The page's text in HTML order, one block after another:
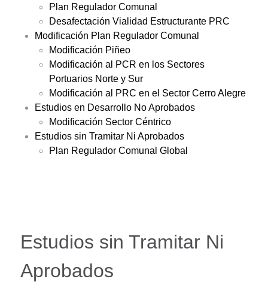
Plan Regulador Comunal
Desafectación Vialidad Estructurante PRC
Modificación Plan Regulador Comunal
Modificación Piñeo
Modificación al PCR en los Sectores
Portuarios Norte y Sur
Modificación al PRC en el Sector Cerro Alegre
Estudios en Desarrollo No Aprobados
Modificación Sector Céntrico
Estudios sin Tramitar Ni Aprobados
Plan Regulador Comunal Global
Estudios sin Tramitar Ni
Aprobados